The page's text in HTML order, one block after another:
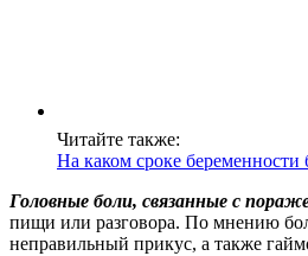
Читайте также:
На каком сроке беременности
Головные боли, связанные с
пищи или разговора. По мнению
неправильный прикус, а также